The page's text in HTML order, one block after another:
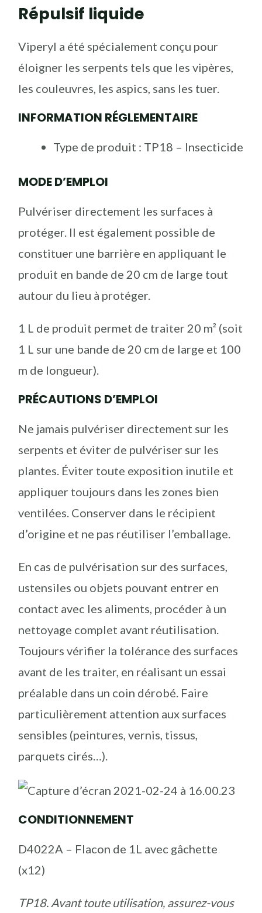
Répulsif liquide
Viperyl a été spécialement conçu pour
éloigner les serpents tels que les vipères,
les couleuvres, les aspics, sans les tuer.
INFORMATION RÉGLEMENTAIRE
Type de produit : TP18 – Insecticide
MODE D’EMPLOI
Pulvériser directement les surfaces à
protéger. Il est également possible de
constituer une barrière en appliquant le
produit en bande de 20 cm de large tout
autour du lieu à protéger.
1 L de produit permet de traiter 20 m² (soit
1 L sur une bande de 20 cm de large et 100
m de longueur).
PRÉCAUTIONS D’EMPLOI
Ne jamais pulvériser directement sur les
serpents et éviter de pulvériser sur les
plantes. Éviter toute exposition inutile et
appliquer toujours dans les zones bien
ventilées. Conserver dans le récipient
d’origine et ne pas réutiliser l’emballage.
En cas de pulvérisation sur des surfaces,
ustensiles ou objets pouvant entrer en
contact avec les aliments, procéder à un
nettoyage complet avant réutilisation.
Toujours vérifier la tolérance des surfaces
avant de les traiter, en réalisant un essai
préalable dans un coin dérobé. Faire
particulièrement attention aux surfaces
sensibles (peintures, vernis, tissus,
parquets cirés…).
CONDITIONNEMENT
D4022A – Flacon de 1L avec gâchette
(x12)
TP18. Avant toute utilisation, assurez-vous